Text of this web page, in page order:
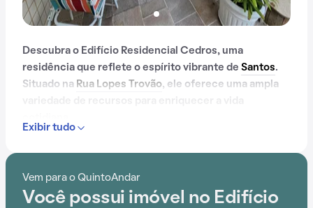
Descubra o Edifício Residencial Cedros, uma
residência que reflete o espírito vibrante de Santos.
Situado na Rua Lopes Trovão, ele oferece uma ampla
Com mais de 40 anos, o Edifício Residencial Cedros já
Com elevador, piscina, gás encanado, churrasqueira e
Exibir tudo
Vem para o QuintoAndar
Você possui imóvel no Edifício